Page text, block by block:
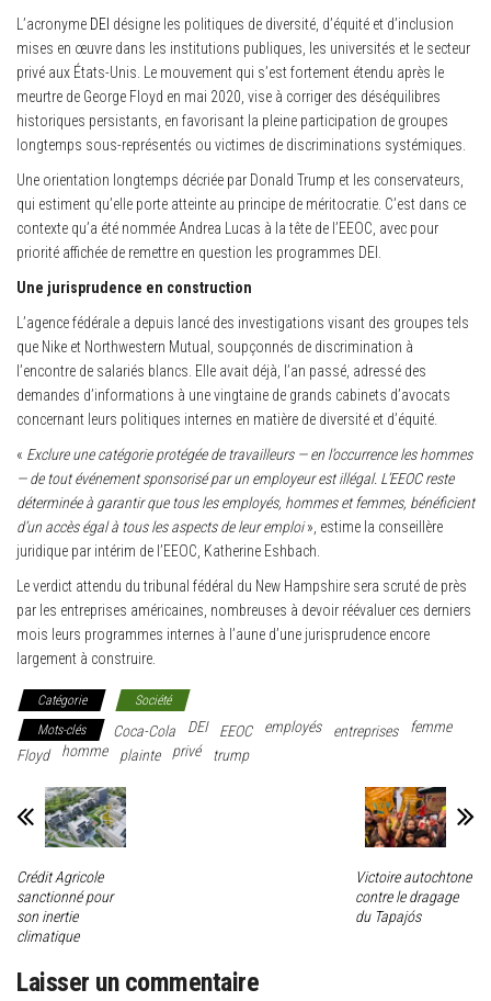
L’acronyme DEI désigne les politiques de diversité, d’équité et d’inclusion
mises en œuvre dans les institutions publiques, les universités et le secteur
privé aux États-Unis. Le mouvement qui s’est fortement étendu après le
meurtre de George Floyd en mai 2020, vise à corriger des déséquilibres
historiques persistants, en favorisant la pleine participation de groupes
longtemps sous-représentés ou victimes de discriminations systémiques.
Une orientation longtemps décriée par Donald Trump et les conservateurs,
qui estiment qu’elle porte atteinte au principe de méritocratie. C’est dans ce
contexte qu’a été nommée Andrea Lucas à la tête de l’EEOC, avec pour
priorité affichée de remettre en question les programmes DEI.
Une jurisprudence en construction
L’agence fédérale a depuis lancé des investigations visant des groupes tels
que Nike et Northwestern Mutual, soupçonnés de discrimination à
l’encontre de salariés blancs. Elle avait déjà, l’an passé, adressé des
demandes d’informations à une vingtaine de grands cabinets d’avocats
concernant leurs politiques internes en matière de diversité et d’équité.
« Exclure une catégorie protégée de travailleurs — en l’occurrence les hommes
— de tout événement sponsorisé par un employeur est illégal. L’EEOC reste
déterminée à garantir que tous les employés, hommes et femmes, bénéficient
d’un accès égal à tous les aspects de leur emploi», estime la conseillère
juridique par intérim de l’EEOC, Katherine Eshbach.
Le verdict attendu du tribunal fédéral du New Hampshire sera scruté de près
par les entreprises américaines, nombreuses à devoir réévaluer ces derniers
mois leurs programmes internes à l’aune d’une jurisprudence encore
largement à construire.
Catégorie
Société
Mots-clés
Coca-Cola DEI EEOC employés entreprises
femme
Floyd
homme plainte privé trump
Crédit Agricole
sanctionné pour
son inertie
climatique
Victoire autochtone
contre le dragage
du Tapajós
Laisser un commentaire